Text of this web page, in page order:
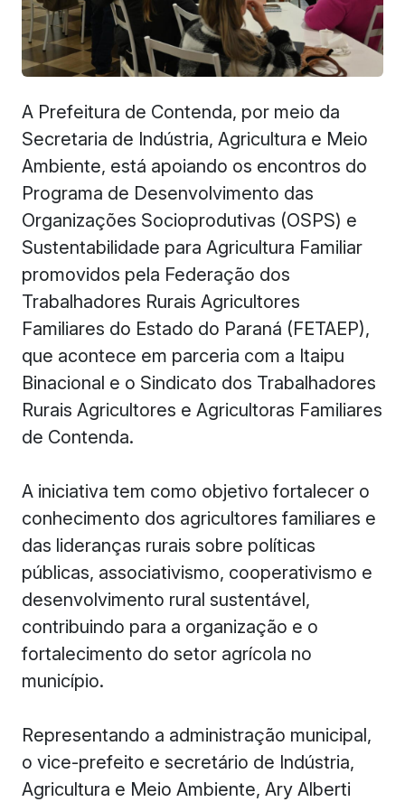
A Prefeitura de Contenda, por meio da
Secretaria de Indústria, Agricultura e Meio
Ambiente, está apoiando os encontros do
Programa de Desenvolvimento das
Organizações Socioprodutivas (OSPS) e
Sustentabilidade para Agricultura Familiar
promovidos pela Federação dos
Trabalhadores Rurais Agricultores
Familiares do Estado do Paraná (FETAEP),
que acontece em parceria com a Itaipu
Binacional e o Sindicato dos Trabalhadores
Rurais Agricultores e Agricultoras Familiares
de Contenda.
A iniciativa tem como objetivo fortalecer o
conhecimento dos agricultores familiares e
das lideranças rurais sobre políticas
públicas, associativismo, cooperativismo e
desenvolvimento rural sustentável,
contribuindo para a organização e o
fortalecimento do setor agrícola no
município.
Representando a administração municipal,
o vice-prefeito e secretário de Indústria,
Agricultura e Meio Ambiente, Ary Alberti